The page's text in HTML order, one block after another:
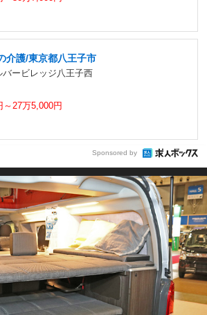
介護/東京都八王子市
ービレッジ八王子西
～27万5,000円
Sponsored by